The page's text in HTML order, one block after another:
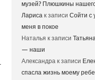
музей? Плюшкины
Лариса к записи Сойти с
меня в покое
Наталья к записи
— наши
Александра к записи
спасла жизнь моему